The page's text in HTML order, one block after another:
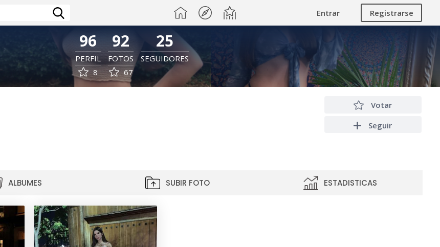
Entrar Registrarse
96
PERFIL
8
92
FOTOS
67
25
SEGUIDORES
Votar
Seguir
ALBUMES SUBIR FOTO ESTADISTICAS